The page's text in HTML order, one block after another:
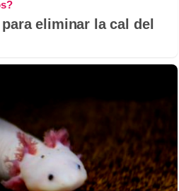
eliminar la cal del